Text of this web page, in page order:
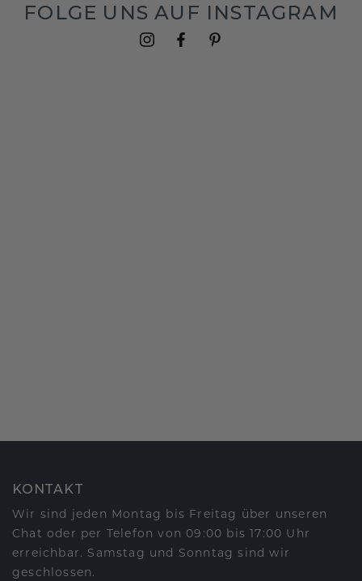
FOLGE UNS AUF INSTAGRAM
KONTAKT
Wir sind jeden Montag bis Freitag über unseren
Chat oder per Telefon von 09:00 bis 17:00 Uhr
erreichbar. Samstag und Sonntag sind wir
geschlossen.